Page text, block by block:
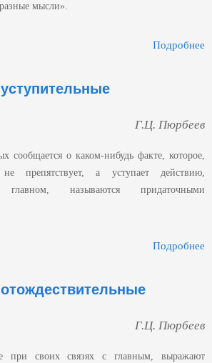
мысли».
Подробнее
Г.Ц. Пюрбеев
сообщается о каком-нибудь факте, которое,
препятствует, а уступает действию,
называются придаточными
Подробнее
Г.Ц. Пюрбеев
при своих связях с главным, выражают